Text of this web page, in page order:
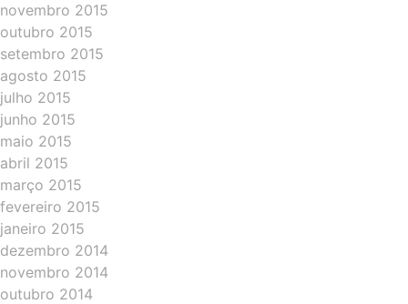
novembro 2015
outubro 2015
setembro 2015
agosto 2015
julho 2015
junho 2015
maio 2015
abril 2015
março 2015
fevereiro 2015
janeiro 2015
dezembro 2014
novembro 2014
outubro 2014